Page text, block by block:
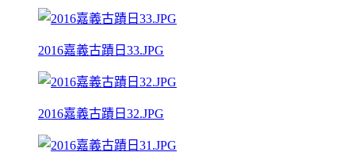
2016嘉義古蹟日33.JPG
2016嘉義古蹟日32.JPG